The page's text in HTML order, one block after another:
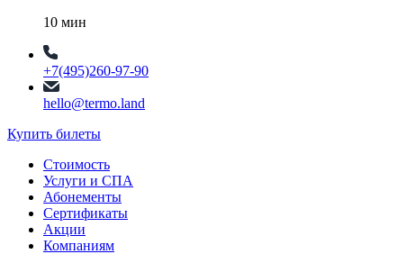
10 мин
+7(495)260-97-90
hello@termo.land
Купить билеты
Стоимость
Услуги и СПА
Абонементы
Сертификаты
Акции
Компаниям